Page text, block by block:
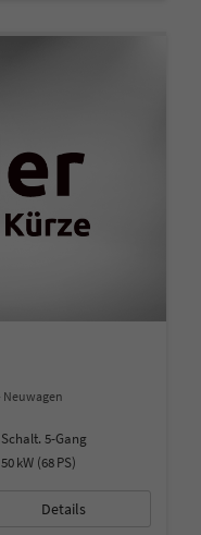
Neuwagen
Schalt. 5-Gang
50 kW (68 PS)
Details